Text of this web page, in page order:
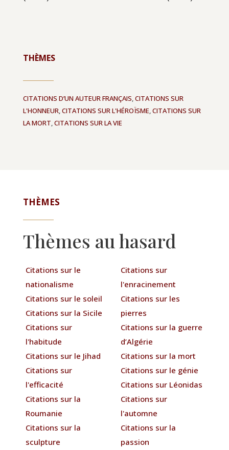
THÈMES
CITATIONS D’UN AUTEUR FRANÇAIS,CITATIONS SUR
L'HONNEUR,CITATIONS SUR L'HÉROÏSME,CITATIONS SUR
LA MORT,CITATIONS SUR LA VIE
THÈMES
Thèmes au hasard
Citations sur le
nationalisme
Citations sur le soleil
Citations sur la Sicile
Citations sur
l'habitude
Citations sur le Jihad
Citations sur
l'efficacité
Citations sur la
Roumanie
Citations sur la
sculpture
Citations sur
l'enracinement
Citations sur les
pierres
Citations sur la guerre
d’Algérie
Citations sur la mort
Citations sur le génie
Citations sur Léonidas
Citations sur
l'automne
Citations sur la
passion